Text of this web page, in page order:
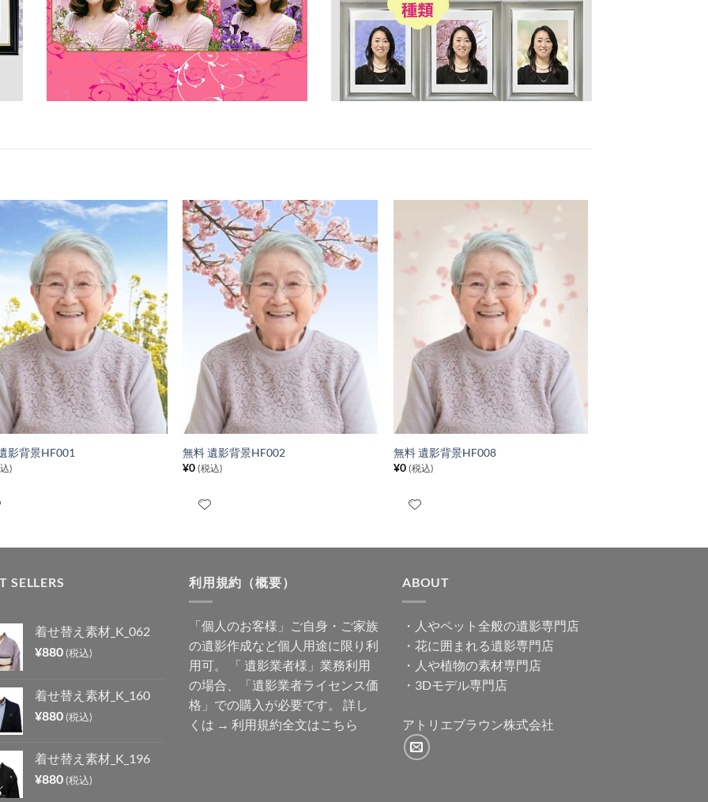
影背景HF001
)
無料 遺影背景HF002
¥0 (税込)
無料 遺影背景HF008
¥0 (税込)
SELLERS
着せ替え素材_K_062
¥880 (税込)
着せ替え素材_K_160
¥880 (税込)
着せ替え素材_K_196
¥880 (税込)
利用規約（概要）
「個人のお客様」ご自身・ご家族
の遺影作成など個人用途に限り利
用可。 「 遺影業者様」業務利用
の場合、「遺影業者ライセンス価
格」での購入が必要です。 詳し
くは → 利用規約全文はこちら
ABOUT
・ 人やペット全般の遺影専門店
・ 花に囲まれる遺影専門店
・ 人や植物の素材専門店
・ 3Dモデル専門店
アトリエブラウン株式会社